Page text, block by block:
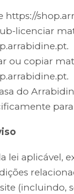
https://
licenciar
ou copiar
do
aplicável,
(incluindo,